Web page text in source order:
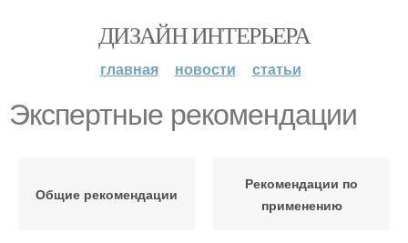
ДИЗАЙН ИНТЕРЬЕРА
главная новости статьи
Экспертные рекомендации
Общие рекомендации
Рекомендации по
применению